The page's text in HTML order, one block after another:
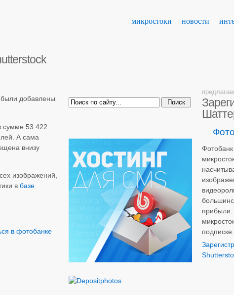
микростоки новости
были добавлены
сумме 53 422
А сама
внизу
изображений,
вбазе
в фотобанке
прибыли.
подписке.